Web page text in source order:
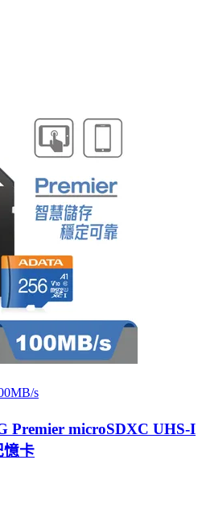
s
Premier microSDXC UHS-I
憶卡